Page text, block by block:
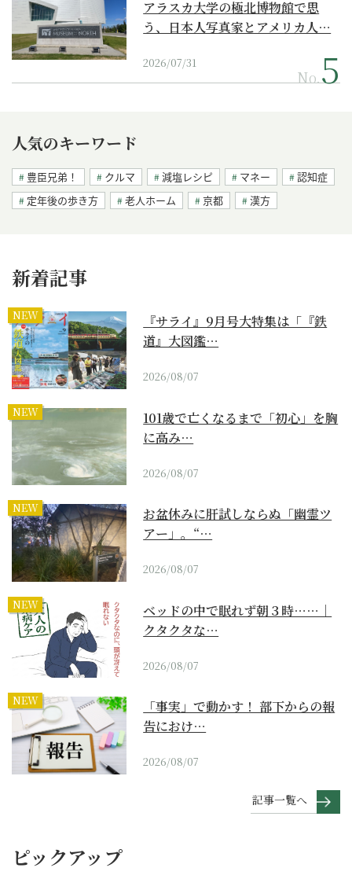
アラスカ大学の極北博物館で思
う、日本人写真家とアメリカ人…
2026/07/31
No.
人気のキーワード
豊臣兄弟！ クルマ 減塩レシピ マネー
認知症
定年後の歩き方
老人ホーム 京都 漢方
新着記事
NEW
『サライ』9月号大特集は「『鉄
道』大図鑑…
2026/08/07
NEW
101歳で亡くなるまで「初心」を胸
に高み…
2026/08/07
NEW
お盆休みに肝試しならぬ「幽霊ツ
アー」。“…
2026/08/07
NEW
ベッドの中で眠れず朝３時……｜
クタクタな…
2026/08/07
NEW
「事実」で動かす！ 部下からの報
告におけ…
2026/08/07
記事一覧へ
ピックアップ